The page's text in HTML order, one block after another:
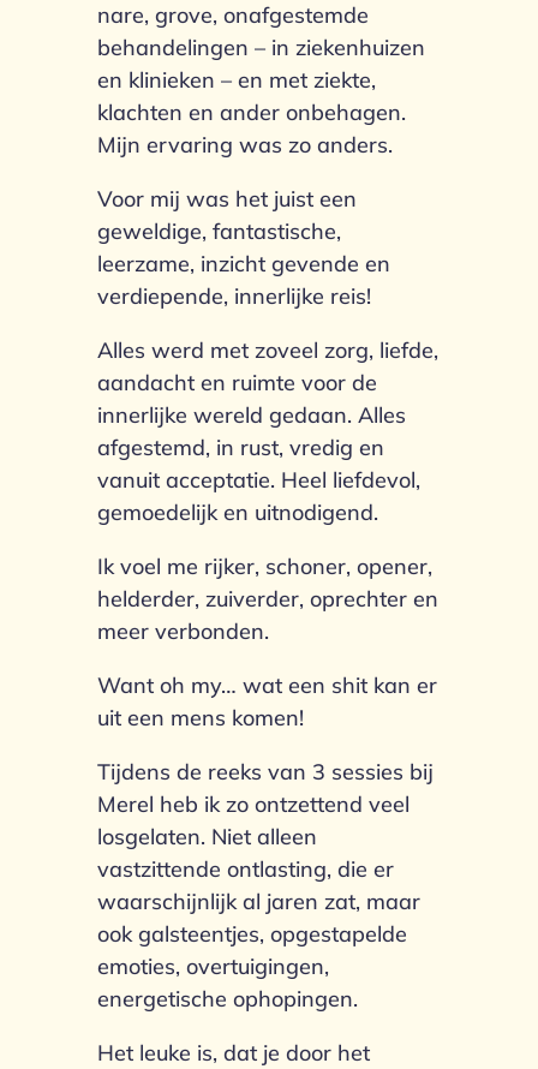
nare, grove, onafgestemde
behandelingen – in ziekenhuizen
en klinieken – en met ziekte,
klachten en ander onbehagen.
Mijn ervaring was zo anders.
Voor mij was het juist een
geweldige, fantastische,
leerzame, inzicht gevende en
verdiepende, innerlijke reis!
Alles werd met zoveel zorg, liefde,
aandacht en ruimte voor de
innerlijke wereld gedaan. Alles
afgestemd, in rust, vredig en
vanuit acceptatie. Heel liefdevol,
gemoedelijk en uitnodigend.
Ik voel me rijker, schoner, opener,
helderder, zuiverder, oprechter en
meer verbonden.
Want oh my… wat een shit kan er
uit een mens komen!
Tijdens de reeks van 3 sessies bij
Merel heb ik zo ontzettend veel
losgelaten. Niet alleen
vastzittende ontlasting, die er
waarschijnlijk al jaren zat, maar
ook galsteentjes, opgestapelde
emoties, overtuigingen,
energetische ophopingen.
Het leuke is, dat je door het